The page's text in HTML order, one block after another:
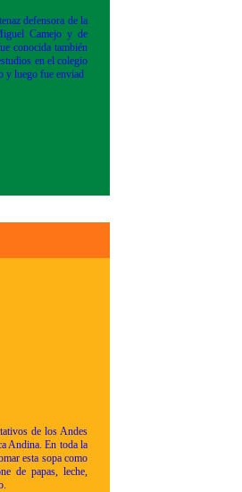
defensora de la
Camejo y de
conocida también
en el colegio
y luego fue enviad
de los Andes
Andina. En toda la
esta sopa como
de papas, leche,